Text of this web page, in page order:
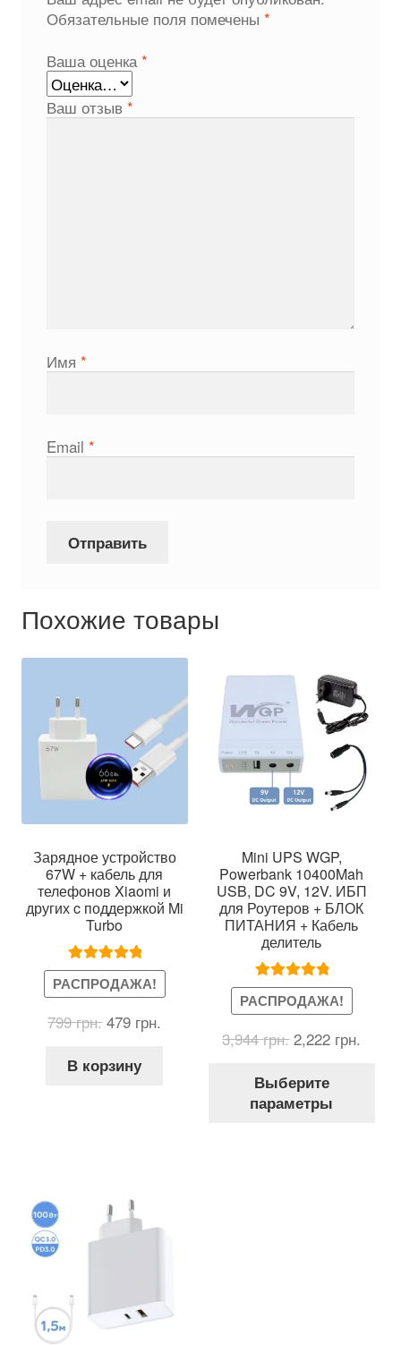
Обязательные поля помечены *
Ваша оценка *
Ваш отзыв *
Имя *
Email *
Похожие товары
Зарядное устройство
67W + кабель для
телефонов Xiaomi и
других c поддержкой Mi
Turbo
Оценка5.00
из 5
РАСПРОДАЖА!
799грн.Первоначальная
составляла
799 грн..
479 грн.
В корзину
Mini UPS WGP,
Powerbank 10400Mah
USB, DC 9V, 12V. ИБП
для Роутеров + БЛОК
ПИТАНИЯ + Кабель
делитель
Оценка5.00
из 5
РАСПРОДАЖА!
3,944грн.
составляла
3,944 грн..
2,222 грн.
Выберите
параметры